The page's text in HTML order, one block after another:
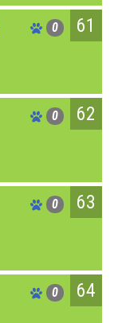
0 61
0 62
0 63
0 64